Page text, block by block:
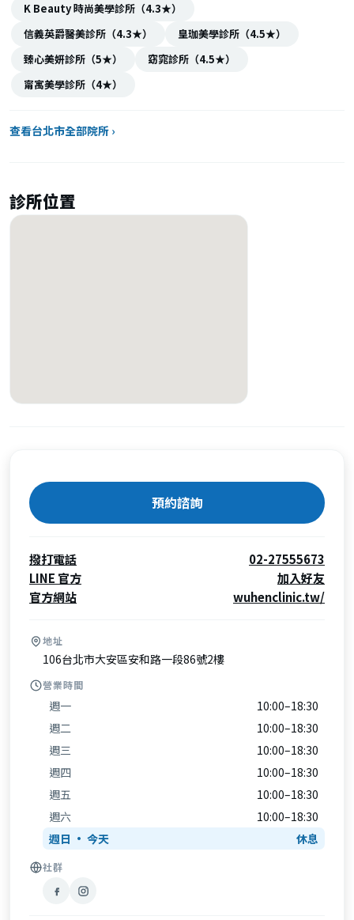
K Beauty 時尚美學診所（4.3★）
信義英爵醫美診所（4.3★）
皇珈美學診所（4.5★）
臻心美妍診所（5★）
窈窕診所（4.5★）
甯寓美學診所（4★）
查看台北市全部院所 ›
診所位置
預約諮詢
撥打電話
02-27555673
LINE 官方
加入好友
官方網站
wuhenclinic.tw/
地址
106台北市大安區安和路一段86號2樓
營業時間
週一
10:00–18:30
週二
10:00–18:30
週三
10:00–18:30
週四
10:00–18:30
週五
10:00–18:30
週六
10:00–18:30
週日
休息
社群